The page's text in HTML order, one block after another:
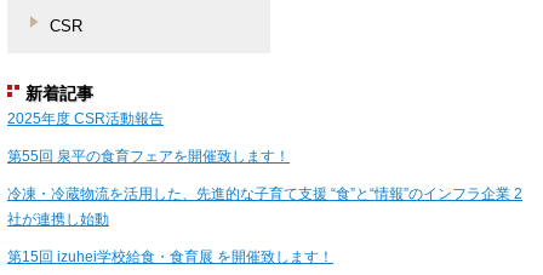
CSR
新着記事
2025年度 CSR活動報告
第55回 泉平の食育フェアを開催致します！
冷凍・冷蔵物流を活用した、先進的な子育て支援 “食”と“情報”のインフラ企業 2
社が連携し始動
第15回 izuhei学校給食・食育展 を開催致します！